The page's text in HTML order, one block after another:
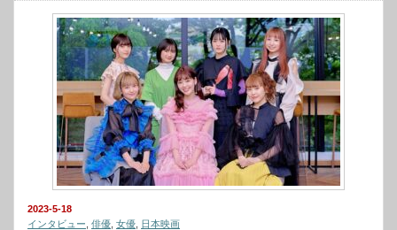
2023-5-18
インタビュー 俳優 女優 日本映画